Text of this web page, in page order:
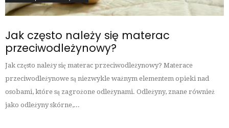
Jak często należy się materac
przeciwodleżynowy?
Jak często należy się materac przeciwodleżynowy? Materace
przeciwodleżynowe są niezwykle ważnym elementem opieki nad
osobami, które są zagrożone odleżynami. Odleżyny, znane również
jako odleżyny skórne,...